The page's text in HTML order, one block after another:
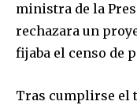
ministra de la
rechazara un
fijaba el censo de
Tras cumplirse el